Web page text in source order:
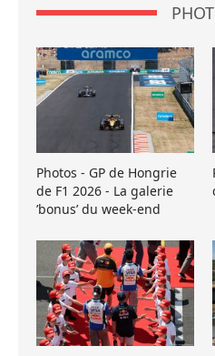
Photos - GP de Hongrie
de F1 2026 - La galerie
’bonus’ du week-end